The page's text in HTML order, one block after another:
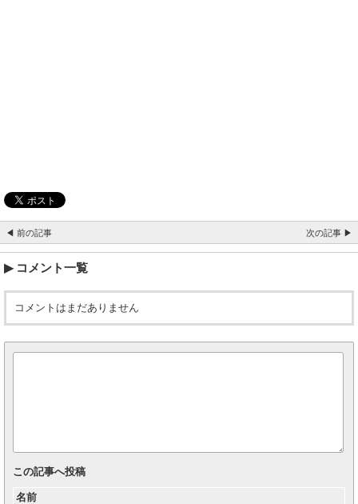
◀ 前の記事 次の記事 ▶
コメント一覧
コメントはまだありません
この記事へ投稿
名前